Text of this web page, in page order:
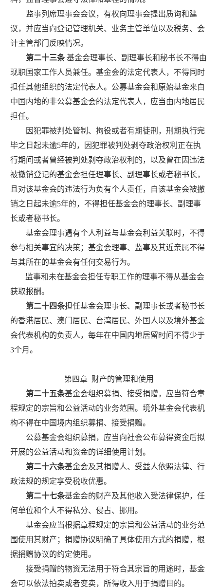
监事列席理事会会议，有权向理事会提出质询和建
议，并应当向登记管理机关、业务主管单位以及税务、会
计主管部门反映情况。
第二十三条基金会理事长、副理事长和秘书长不得由
现职国家工作人员兼任。基金会的法定代表人，不得同时
担任其他组织的法定代表人。公募基金会和原始基金来自
中国内地的非公募基金会的法定代表人，应当由内地居民
担任。
因犯罪被判处管制、拘役或者有期徒刑，刑期执行完
毕之日起未逾5年的，因犯罪被判处剥夺政治权利正在执
行期间或者曾经被判处剥夺政治权利的，以及曾在因违法
被撤销登记的基金会担任理事长、副理事长或者秘书长，
且对该基金会的违法行为负有个人责任，自该基金会被撤
销之日起未逾5年的，不得担任基金会的理事长、副理事
长或者秘书长。
基金会理事遇有个人利益与基金会利益关联时，不得
参与相关事宜的决策；基金会理事、监事及其近亲属不得
与其所在的基金会有任何交易行为。
监事和未在基金会担任专职工作的理事不得从基金会
获取报酬。
第二十四条担任基金会理事长、副理事长或者秘书长
的香港居民、澳门居民、台湾居民、外国人以及境外基金
会代表机构的负责人，每年在中国内地居留时间不得少于
3个月。
第四章 财产的管理和使用
第二十五条基金会组织募捐、接受捐赠，应当符合章
程规定的宗旨和公益活动的业务范围。境外基金会代表机
构不得在中国境内组织募捐、接受捐赠。
公募基金会组织募捐，应当向社会公布募得资金后拟
开展的公益活动和资金的详细使用计划。
第二十六条基金会及其捐赠人、受益人依照法律、行
政法规的规定享受税收优惠。
第二十七条基金会的财产及其他收入受法律保护，任
何单位和个人不得私分、侵占、挪用。
基金会应当根据章程规定的宗旨和公益活动的业务范
围使用其财产；捐赠协议明确了具体使用方式的捐赠，根
据捐赠协议的约定使用。
接受捐赠的物资无法用于符合其宗旨的用途时，基金
会可以依法拍卖或者变卖，所得收入用于捐赠目的。